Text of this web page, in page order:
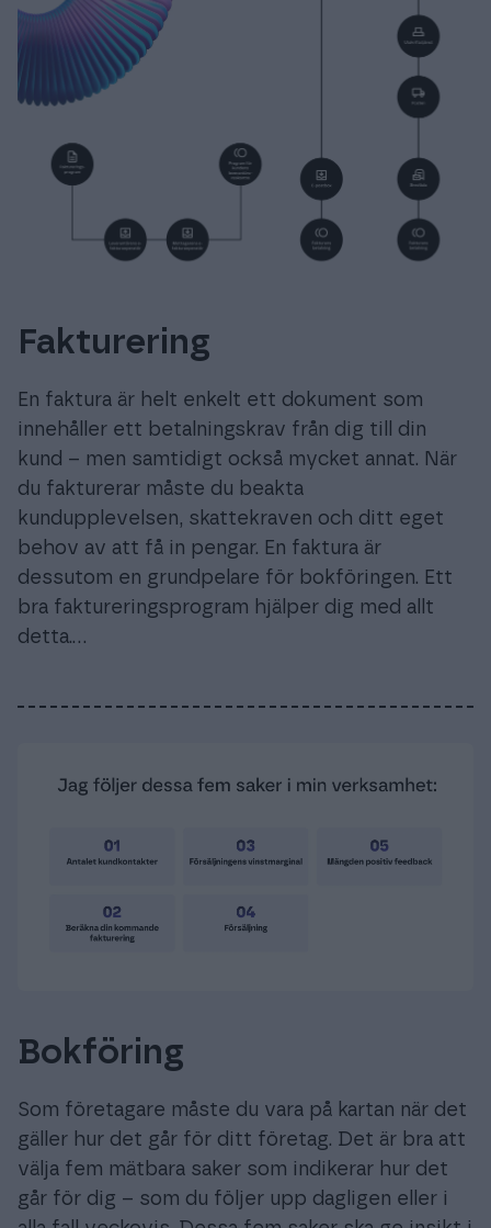
Fakturering
En faktura är helt enkelt ett dokument som
innehåller ett betalningskrav från dig till din
kund – men samtidigt också mycket annat. När
du fakturerar måste du beakta
kundupplevelsen, skattekraven och ditt eget
behov av att få in pengar. En faktura är
dessutom en grundpelare för bokföringen. Ett
bra faktureringsprogram hjälper dig med allt
detta.…
Bokföring
Som företagare måste du vara på kartan när det
gäller hur det går för ditt företag. Det är bra att
välja fem mätbara saker som indikerar hur det
går för dig – som du följer upp dagligen eller i